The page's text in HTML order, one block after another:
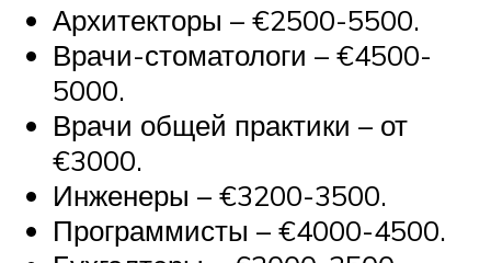
Архитекторы – €2500-5500.
Врачи-стоматологи – €4500-
5000.
Врачи общей практики – от
€3000.
Инженеры – €3200-3500.
Программисты – €4000-4500.